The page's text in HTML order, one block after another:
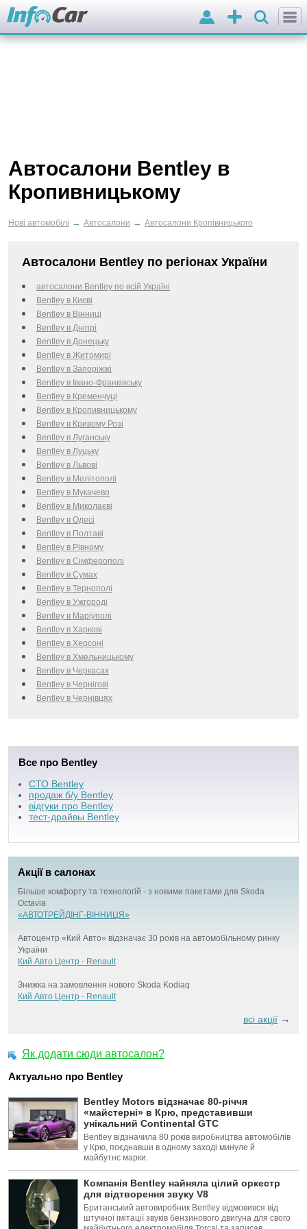
Додати
оголошення
Вхід
Автосалони Bentley в
Кропивницькому
Нові автомобілі → Автосалони → Автосалони Кропівницького
Автосалони Bentley по регіонах України
автосалони Bentley по всій Україні
Bentley в Києві
Bentley в Вінниці
Bentley в Дніпрі
Bentley в Донецьку
Bentley в Житомирі
Bentley в Запоріжжі
Bentley в Івано-Франківську
Bentley в Кременчуці
Bentley в Кропивницькому
Bentley в Кривому Розі
Bentley в Луганську
Bentley в Луцьку
Bentley в Львові
Bentley в Мелітополі
Bentley в Мукачево
Bentley в Миколаєві
Bentley в Одесі
Bentley в Полтаві
Bentley в Рівному
Bentley в Сімферополі
Bentley в Сумах
Bentley в Тернополі
Bentley в Ужгороді
Bentley в Маріуполі
Bentley в Харкові
Bentley в Херсоні
Bentley в Хмельницькому
Bentley в Черкаcах
Bentley в Чернігові
Bentley в Чернівцях
Все про Bentley
СТО Bentley
продаж б/у Bentley
відгуки про Bentley
тест-драйвы Bentley
Акції в салонах
Більше комфорту та технологій - з новими пакетами для Skoda
Octavia
«АВТОТРЕЙДІНГ-ВІННИЦЯ»
Автоцентр «Кий Авто» відзначає 30 років на автомобільному ринку
України
Кий Авто Центр - Renault
Знижка на замовлення нового Skoda Kodiaq
Кий Авто Центр - Renault
всі акції →
Як додати сюди автосалон?
Актуально про Bentley
Bentley Motors відзначає 80-річчя
«майстерні» в Крю, представивши
унікальний Continental GTC
Bentley відзначила 80 років виробництва автомобілів
у Крю, поєднавши в одному заході минуле й
майбутнє марки.
Компанія Bentley найняла цілий оркестр
для відтворення звуку V8
Британський автовиробник Bentley відмовився від
штучної імітації звуків бензинового двигуна для свого